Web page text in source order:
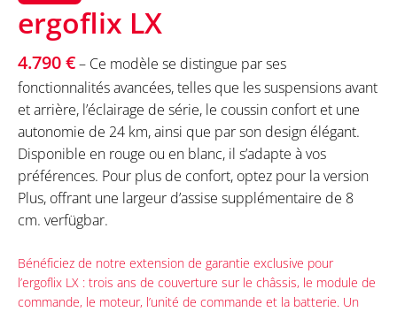
ergoflix LX
4.790 €– Ce modèle se distingue par ses
fonctionnalités avancées, telles que les suspensions avant
et arrière, l’éclairage de série, le coussin confort et une
autonomie de 24 km, ainsi que par son design élégant.
Disponible en rouge ou en blanc, il s’adapte à vos
préférences. Pour plus de confort, optez pour la version
Plus, offrant une largeur d’assise supplémentaire de 8
cm. verfügbar.
Bénéficiez de notre extension de garantie exclusive pour
l’ergoflix LX : trois ans de couverture sur le châssis, le module de
commande, le moteur, l’unité de commande et la batterie. Un